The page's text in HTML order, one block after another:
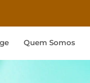
Quem Somos